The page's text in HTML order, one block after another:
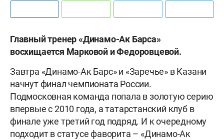
Главный тренер «Динамо-Ак Барса»
восхищается Марковой и Федоровцевой.
Завтра «Динамо-Ак Барс» и «Заречье» в Казани
начнут финал чемпионата России.
Подмосковная команда попала в золотую серию
впервые с 2010 года, а татарстанский клуб в
финале уже третий год подряд. И к очередному
подходит в статусе фаворита – «Динамо-Ак